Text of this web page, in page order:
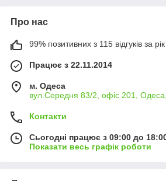
Про нас
99% позитивних з 115 відгуків за рік
Працює з 22.11.2014
м. Одеса
вул.Середня 83/2, офіс 201,
Контакти
Сьогодні працює з 09:00 до
Показати весь графік роботи